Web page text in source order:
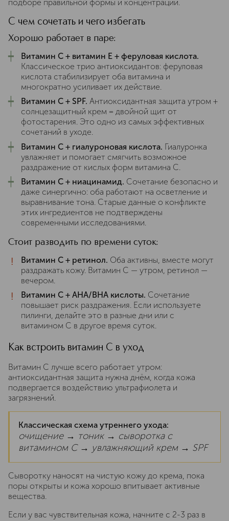
подборе правильной формы и концентрации.
С чем сочетать и чего избегать
Хорошо работает в паре:
┿
Витамин C + витамин E + феруловая кислота.
Классическое трио антиоксидантов: феруловая
кислота стабилизирует оба витамина и
многократно усиливает их действие.
┿ Витамин C + SPF. Антиоксидантная защита утром +
солнцезащитный крем = двойной щит от
фотостарения. Это одно из самых эффективных
сочетаний в уходе.
┿ Витамин C + гиалуроновая кислота. Гиалуронка
увлажняет и помогает смягчить возможное
раздражение от кислых форм витамина C.
┿ Витамин C + ниацинамид. Сочетание безопасно и
даже синергично: оба работают на осветление и
выравнивание тона. Старые данные о конфликте
этих ингредиентов не подтверждены
современными исследованиями.
Стоит разводить по времени суток:
! Витамин C + ретинол. Оба активны, вместе могут
раздражать кожу. Витамин C — утром, ретинол —
вечером.
! Витамин C + AHA/BHA кислоты. Сочетание
повышает риск раздражения. Если используете
пилинги, делайте это в разные дни или с
витамином C в другое время суток.
Как встроить витамин C в уход
Витамин C лучше всего работает утром:
антиоксидантная защита нужна днём, когда кожа
подвергается воздействию ультрафиолета и
загрязнений.
Классическая схема утреннего ухода:
очищение → тоник → сыворотка с
витамином C → увлажняющий крем → SPF
Сыворотку наносят на чистую кожу до крема, пока
поры открыты и кожа хорошо впитывает активные
вещества.
Если у вас чувствительная кожа, начните с 2-3 раз в